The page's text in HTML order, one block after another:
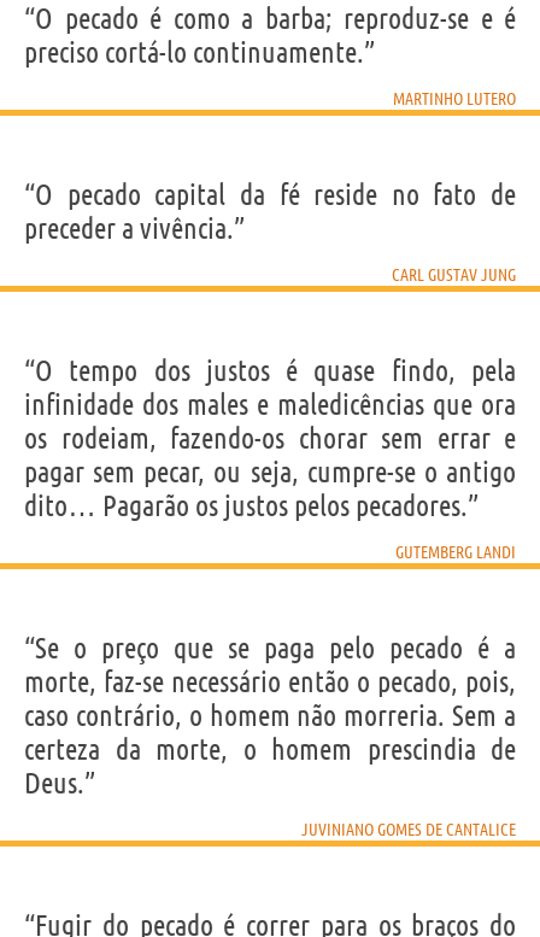
“O pecado é como a barba; reproduz-se e é
preciso cortá-lo continuamente.”
MARTINHO LUTERO
“O pecado capital da fé reside no fato de
preceder a vivência.”
CARL GUSTAV JUNG
“O tempo dos justos é quase findo, pela
infinidade dos males e maledicências que ora
os rodeiam, fazendo-os chorar sem errar e
pagar sem pecar, ou seja, cumpre-se o antigo
dito… Pagarão os justos pelos pecadores.”
GUTEMBERG LANDI
“Se o preço que se paga pelo pecado é a
morte, faz-se necessário então o pecado, pois,
caso contrário, o homem não morreria. Sem a
certeza da morte, o homem prescindia de
Deus.”
JUVINIANO GOMES DE CANTALICE
“Fugir do pecado é correr para os braços do